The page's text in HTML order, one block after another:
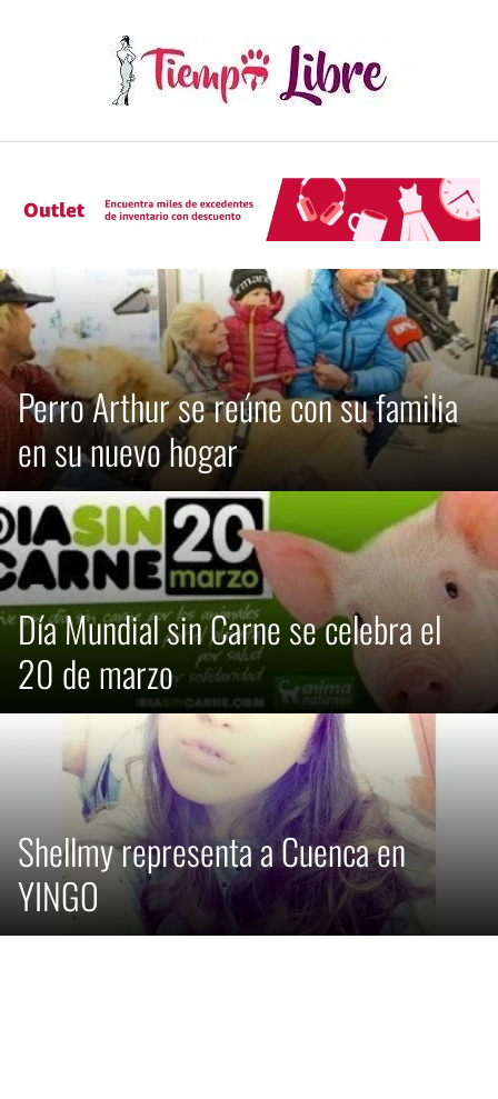
Perro Arthur se reúne con su familia
en su nuevo hogar
Día Mundial sin Carne se celebra el
20 de marzo
Shellmy representa a Cuenca en
YINGO